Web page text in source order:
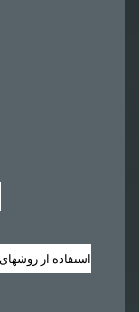
استفاده از